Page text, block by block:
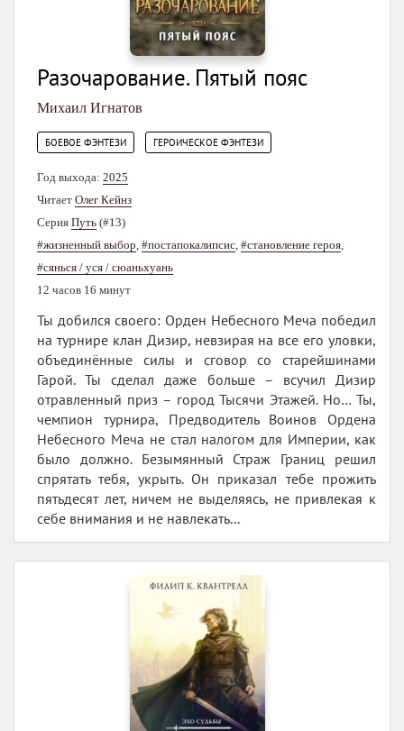
Разочарование. Пятый пояс
Михаил Игнатов
БОЕВОЕ ФЭНТЕЗИ ГЕРОИЧЕСКОЕ ФЭНТЕЗИ
Год выхода: 2025
Читает Олег Кейнз
Серия Путь (#13)
#жизненный выбор, #постапокалипсис, #становление героя,
#сянься / уся / сюаньхуань
12 часов 16 минут
Ты добился своего: Орден Небесного Меча победил
на турнире клан Дизир, невзирая на все его уловки,
объединённые силы и сговор со старейшинами
Гарой. Ты сделал даже больше – всучил Дизир
отравленный приз – город Тысячи Этажей. Но… Ты,
чемпион турнира, Предводитель Воинов Ордена
Небесного Меча не стал налогом для Империи, как
было должно. Безымянный Страж Границ решил
спрятать тебя, укрыть. Он приказал тебе прожить
пятьдесят лет, ничем не выделяясь, не привлекая к
себе внимания и не навлекать...